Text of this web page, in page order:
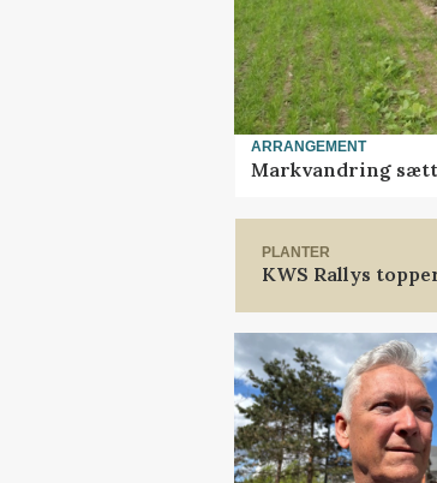
ARRANGEMENT
Markvandring
PLANTER
KWS Rallys